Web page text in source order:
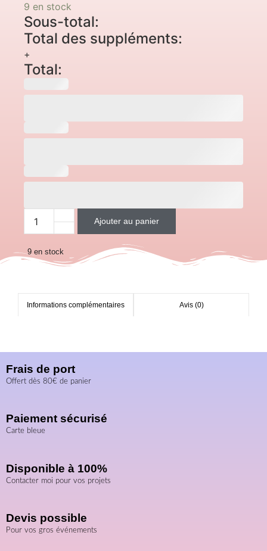
9 en stock
Sous-total:
Total des suppléments:
+
Total:
Ajouter au panier
9 en stock
Informations complémentaires Avis (0)
Frais de port
Offert dès 80€ de panier
Paiement sécurisé
Carte bleue
Disponible à 100%
Contacter moi pour vos projets
Devis possible
Pour vos gros événements